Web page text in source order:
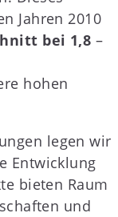
Jahren 2010
bei 1,8 –
hohen
legen wir
Entwicklung
bieten Raum
und